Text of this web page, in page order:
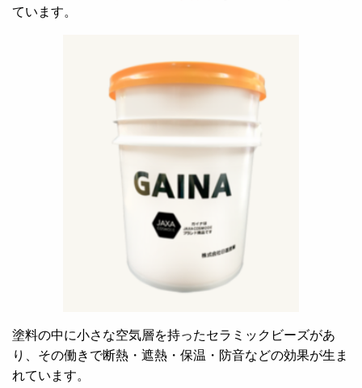
ています。
塗料の中に小さな空気層を持ったセラミックビーズがあ
り、その働きで断熱・遮熱・保温・防音などの効果が生ま
れています。